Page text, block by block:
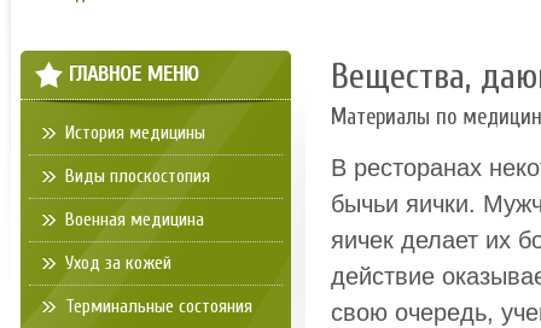
Вещества,
Материалы по
В ресторанах
бычьи яички.
яичек делает их
действие
свою очередь,
ГЛАВНОЕ МЕНЮ
История медицины
Виды плоскостопия
Военная медицина
Уход за кожей
Терминальные состояния